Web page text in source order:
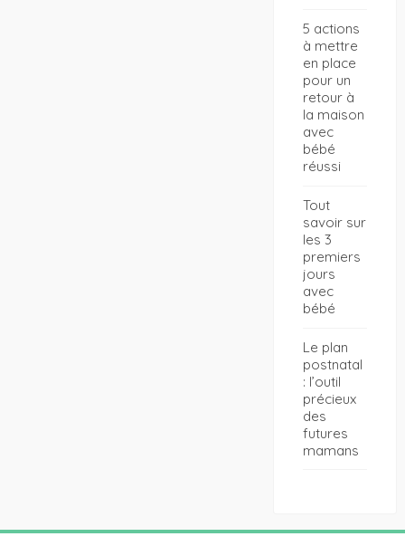
5 actions
à mettre
en place
pour un
retour à
la maison
avec
bébé
réussi
Tout
savoir sur
les 3
premiers
jours
avec
bébé
Le plan
postnatal
: l’outil
précieux
des
futures
mamans